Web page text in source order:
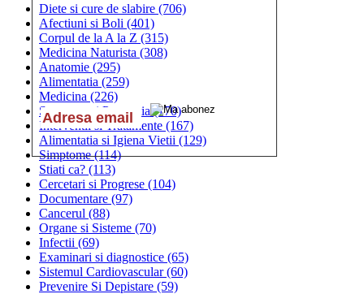
Diete si cure de slabire (706)
Afectiuni si Boli (401)
Corpul de la A la Z (315)
Medicina Naturista (308)
Anatomie (295)
Alimentatia (259)
Medicina (226)
Sanatatea si Preventia(170)
Interventii si Tratamente (167)
Alimentatia si Igiena Vietii (129)
Simptome(114)
Stiati ca? (113)
Cercetari si Progrese (104)
Documentare (97)
Cancerul (88)
Organe si Sisteme (70)
Infectii (69)
Examinari si diagnostice (65)
Sistemul Cardiovascular(60)
Prevenire Si Depistare (59)